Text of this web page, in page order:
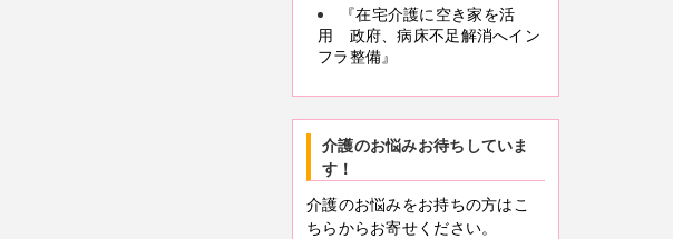
『在宅介護に空き家を活
用 政府、病床不足解消へイン
フラ整備』
介護のお悩みお待ちしていま
す！
介護のお悩みをお持ちの方はこ
ちらからお寄せください。